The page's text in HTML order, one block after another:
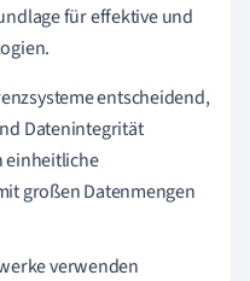
für effektive und
entscheidend,
Datenintegrität
einheitliche
großen Datenmengen
verwenden